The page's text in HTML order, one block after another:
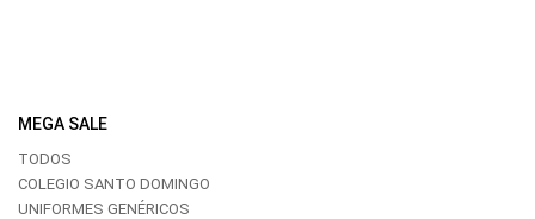
MEGA SALE
TODOS
COLEGIO SANTO DOMINGO
UNIFORMES GENÉRICOS